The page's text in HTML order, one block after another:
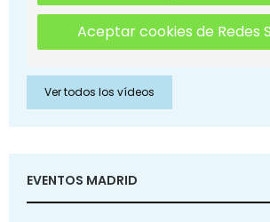
Aceptar cookies de Redes
Ver todos los vídeos
EVENTOS MADRID